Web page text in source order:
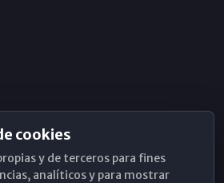
cookies
y de terceros para fines
analíticos y para mostrar